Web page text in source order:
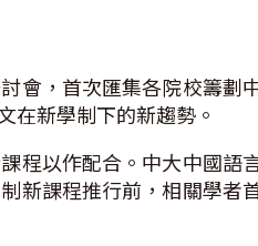
會，首次匯集各院校籌劃
在新學制下的新趨勢。
程以作配合。中大中國語
課程推行前，相關學者